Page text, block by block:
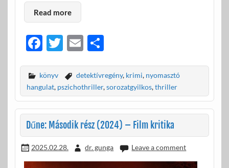
Read more
F
e
b
o
o
k
T
itt
er
E
ail
O
za
m
e
g
könyv detektívregény, krimi, nyomasztó
hangulat, pszichothriller,sorozatgyilkos,thriller
Dűne: Második rész (2024) – Film kritika
2025.02.28. dr. gunga Leave a comment